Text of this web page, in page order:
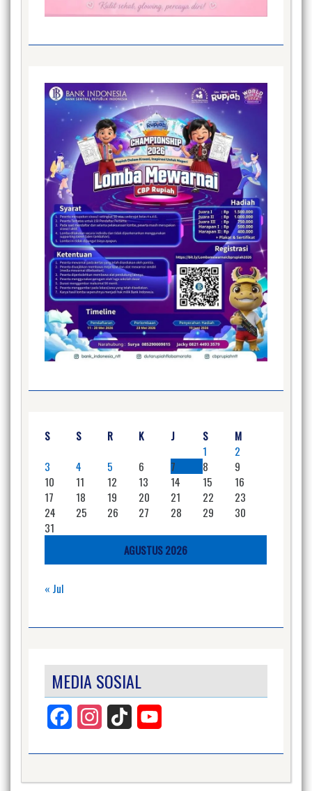
AGUSTUS 2026
S S R K J S
M
1
2
3
4 5 6 7 8
9
10
11 12 13 14 15
16
17
18 19 20 21 22
23
24
25 26 27 28 29
30
31
« Jul
MEDIA SOSIAL
Facebook InstagramTikTok